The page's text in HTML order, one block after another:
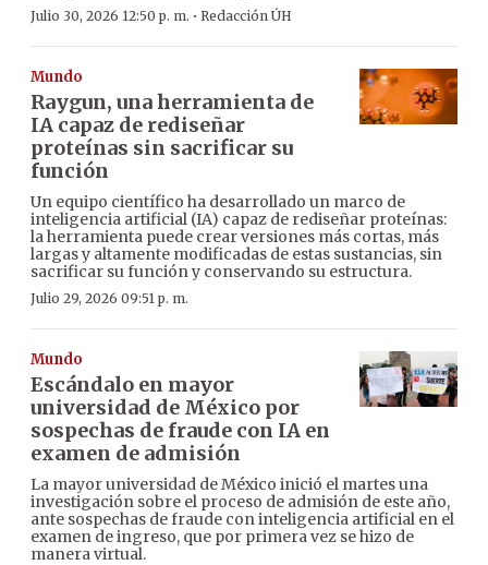
Julio 30, 2026 12:50 p. m. · Redacción ÚH
Mundo
Raygun, una herramienta de
IA capaz de rediseñar
proteínas sin sacrificar su
función
Un equipo científico ha desarrollado un marco de
inteligencia artificial (IA) capaz de rediseñar proteínas:
la herramienta puede crear versiones más cortas, más
largas y altamente modificadas de estas sustancias, sin
sacrificar su función y conservando su estructura.
Julio 29, 2026 09:51 p. m.
Mundo
Escándalo en mayor
universidad de México por
sospechas de fraude con IA en
examen de admisión
La mayor universidad de México inició el martes una
investigación sobre el proceso de admisión de este año,
ante sospechas de fraude con inteligencia artificial en el
examen de ingreso, que por primera vez se hizo de
manera virtual.